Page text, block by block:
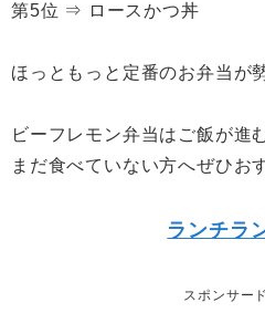
第5位 ⇒ ロースかつ丼
ほっともっと定番のお弁当が
ビーフレモン弁当はご飯が進
まだ食べていない方へぜひお
ランチラ
スポンサー